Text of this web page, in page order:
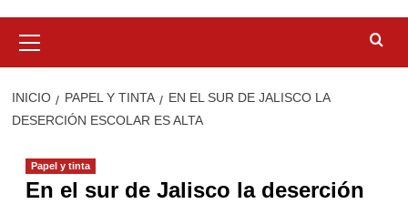
primario
INICIO PAPEL Y TINTA
EN EL SUR DE JALISCO LA
DESERCIÓN ESCOLAR ES ALTA
Papel y tinta
En el sur de Jalisco la deserción